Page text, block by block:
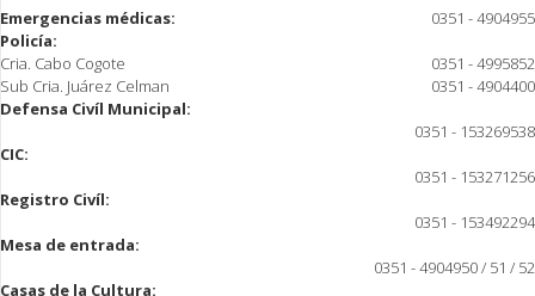
Emergencias médicas:
0351 - 4904955
Policía:
Cria. Cabo Cogote
0351 - 4995852
Sub Cria. Juárez Celman
0351 - 4904400
Defensa Civíl Municipal:
0351 - 153269538
CIC:
0351 - 153271256
Registro Civíl:
0351 - 153492294
Mesa de entrada:
0351 - 4904950 / 51 / 52
Casas de la Cultura: